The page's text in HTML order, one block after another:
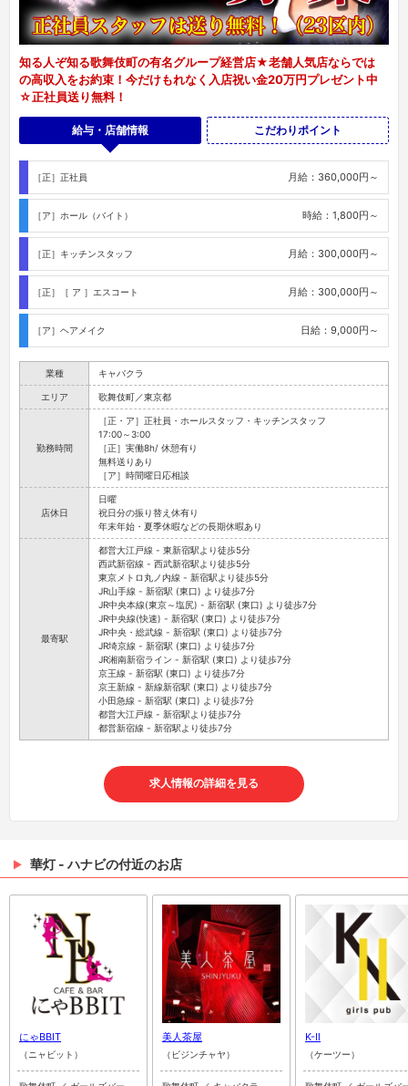
知る人ぞ知る歌舞伎町の有名グループ経営店★老舗人気店ならでは
の高収入をお約束！今だけもれなく入店祝い金20万円プレゼント中
☆正社員送り無料！
給与・店舗情報 こだわりポイント
［正］正社員 月給：360,000円～
［ア］ホール（バイト） 時給：1,800円～
［正］キッチンスタッフ 月給：300,000円～
［正］［ ア ］エスコート 月給：300,000円～
［ア］ヘアメイク 日給：9,000円～
業種 キャバクラ
エリア 歌舞伎町／東京都
勤務時間
［正・ア］正社員・ホールスタッフ・キッチンスタッフ
17:00～3:00
［正］実働8h/ 休憩有り
無料送りあり
［ア］時間曜日応相談
店休日
日曜
祝日分の振り替え休有り
年末年始・夏季休暇などの長期休暇あり
最寄駅
都営大江戸線 - 東新宿駅より徒歩5分
西武新宿線 - 西武新宿駅より徒歩5分
東京メトロ丸ノ内線 - 新宿駅より徒歩5分
JR山手線 - 新宿駅 (東口) より徒歩7分
JR中央本線(東京～塩尻) - 新宿駅 (東口) より徒歩7分
JR中央線(快速) - 新宿駅 (東口) より徒歩7分
JR中央・総武線 - 新宿駅 (東口) より徒歩7分
JR埼京線 - 新宿駅 (東口) より徒歩7分
JR湘南新宿ライン - 新宿駅 (東口) より徒歩7分
京王線 - 新宿駅 (東口) より徒歩7分
京王新線 - 新線新宿駅 (東口) より徒歩7分
小田急線 - 新宿駅 (東口) より徒歩7分
都営大江戸線 - 新宿駅より徒歩7分
都営新宿線 - 新宿駅より徒歩7分
求人情報の詳細を見る
華灯 - ハナビの付近のお店
にゃBBIT
（ニャビット）
美人茶屋
（ビジンチャヤ）
K-Ⅱ
（ケーツー）